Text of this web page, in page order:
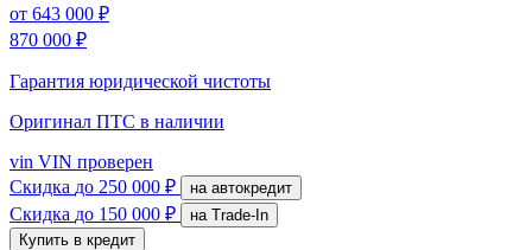
от 643 000 ₽
870 000 ₽
Гарантия юридической чистоты
Оригинал ПТС в наличии
vin VIN проверен
Скидка до 250 000 ₽ на автокредит
Скидка до 150 000 ₽
на Trade-In
Купить в кредит